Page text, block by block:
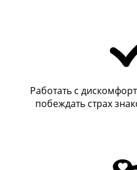
Работать с
побеждать страх